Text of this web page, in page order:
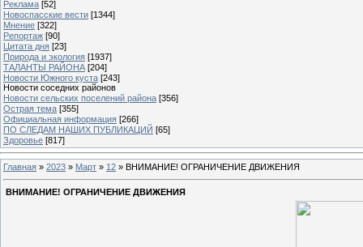
Реклама [52]
Новоспасские вести [1344]
Мнение [322]
Репортаж [90]
Цитата дня [23]
Природа и экология [1937]
ТАЛАНТЫ РАЙОНА [204]
Новости Южного куста [243]
Новости соседних районов
Новости сельских поселений района [356]
Острая тема [355]
Официальная информация [266]
ПО СЛЕДАМ НАШИХ ПУБЛИКАЦИЙ [65]
Здоровье [817]
Главная » 2023 » Март » 12 » ВНИМАНИЕ! ОГРАНИЧЕНИЕ ДВИЖЕНИЯ
ВНИМАНИЕ! ОГРАНИЧЕНИЕ ДВИЖЕНИЯ